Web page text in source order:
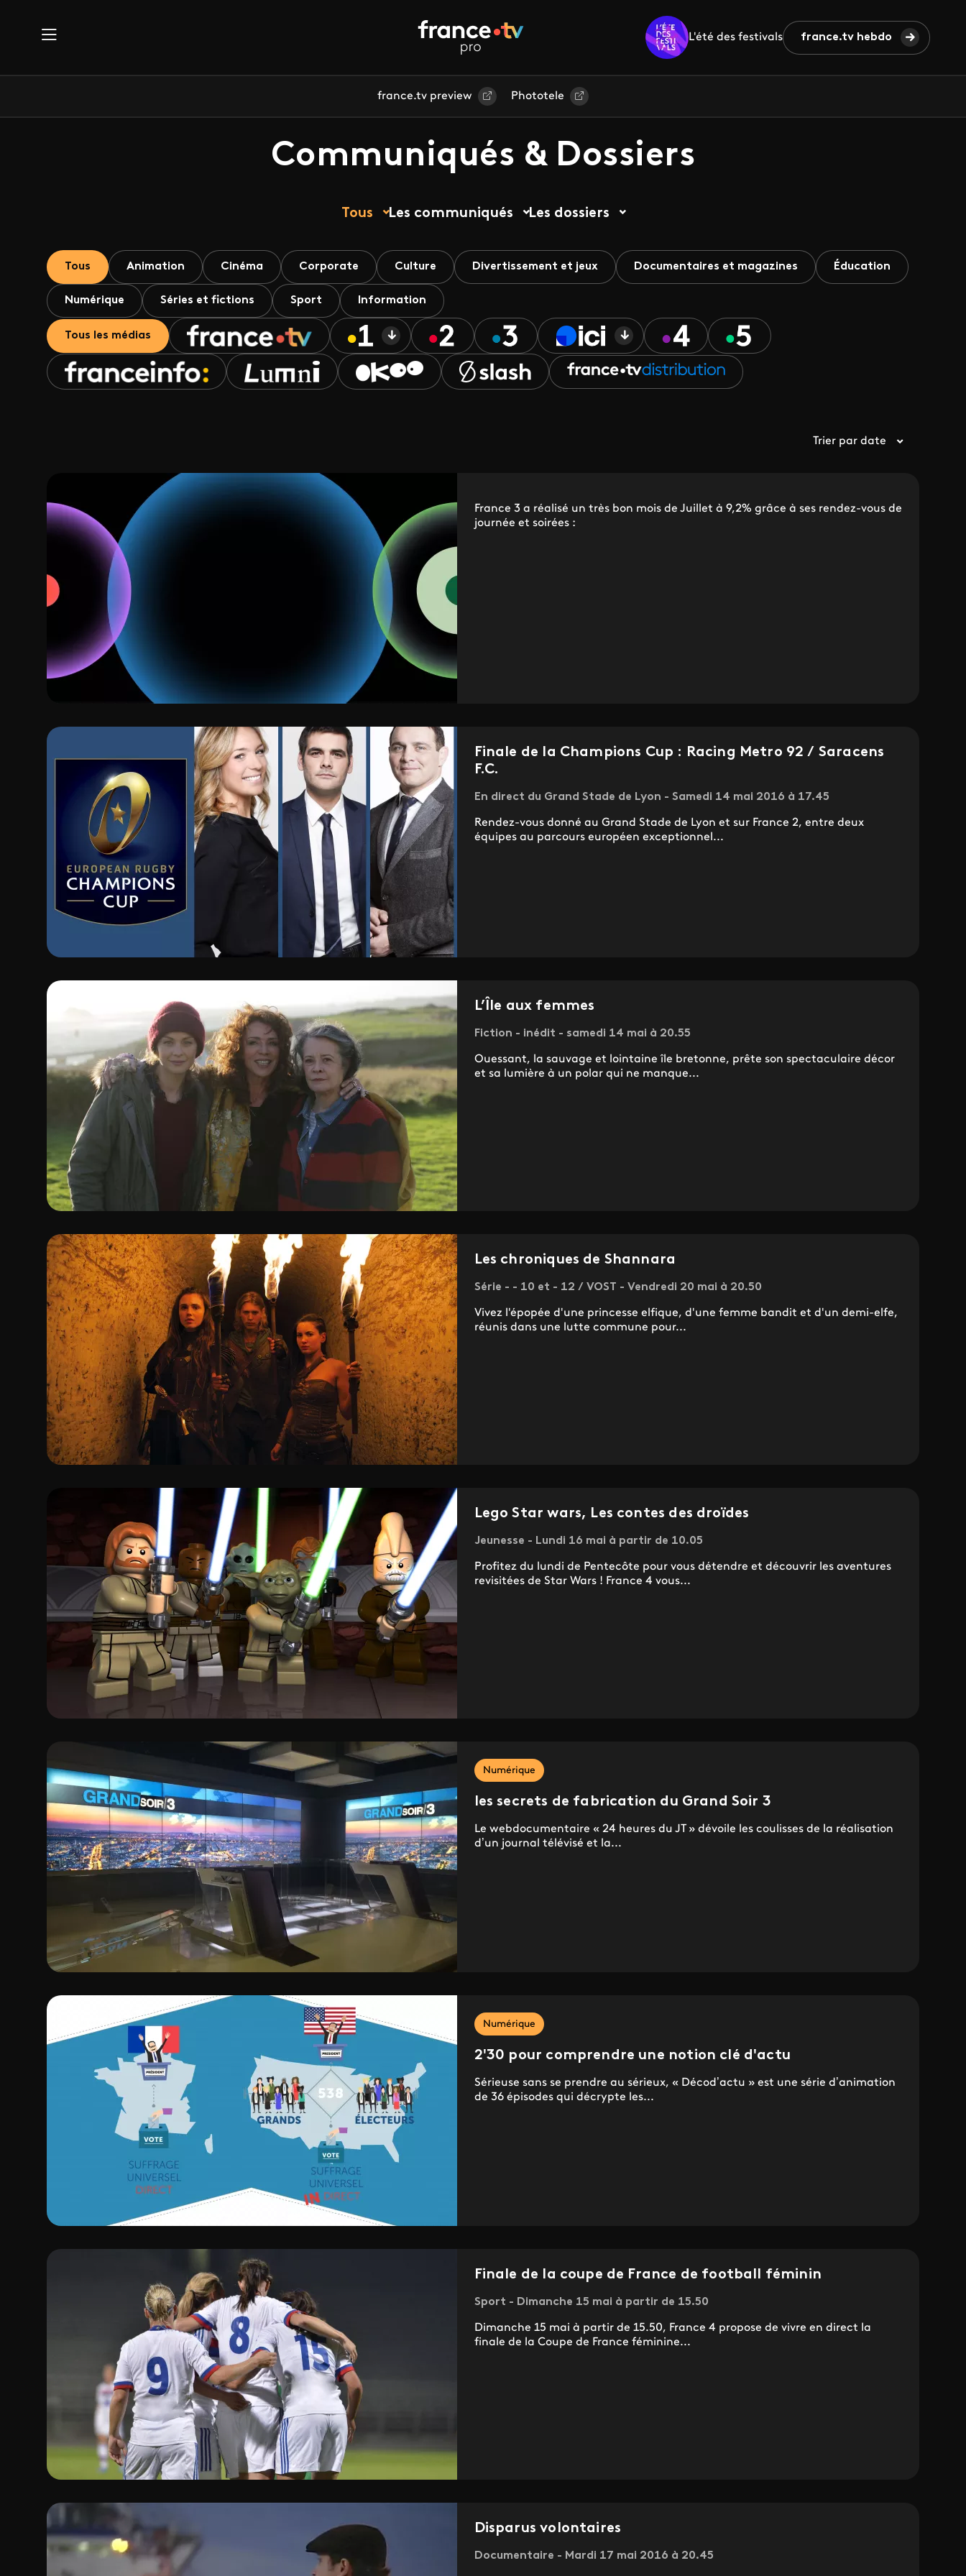
L'été des festivals france.tv hebdo
france.tv preview Phototele
Communiqués & Dossiers
Tous Les communiqués Les dossiers
Tous Animation Cinéma Corporate Culture Divertissement et jeux Documentaires et magazines Éducation
Numérique Séries et fictions Sport Information
Tous les médias
Trier par date
France 3 a réalisé un très bon mois de Juillet à 9,2% grâce à ses rendez-vous de
journée et soirées :
Finale de la Champions Cup : Racing Metro 92 / Saracens
F.C.
En direct du Grand Stade de Lyon - Samedi 14 mai 2016 à 17.45
Rendez-vous donné au Grand Stade de Lyon et sur France 2, entre deux
équipes au parcours européen exceptionnel...
L’Île aux femmes
Fiction - inédit - samedi 14 mai à 20.55
Ouessant, la sauvage et lointaine île bretonne, prête son spectaculaire décor
et sa lumière à un polar qui ne manque...
Les chroniques de Shannara
Série - - 10 et - 12 / VOST - Vendredi 20 mai à 20.50
Vivez l'épopée d'une princesse elfique, d'une femme bandit et d'un demi-elfe,
réunis dans une lutte commune pour...
Lego Star wars, Les contes des droïdes
Jeunesse - Lundi 16 mai à partir de 10.05
Profitez du lundi de Pentecôte pour vous détendre et découvrir les aventures
revisitées de Star Wars ! France 4 vous...
Numérique
les secrets de fabrication du Grand Soir 3
Le webdocumentaire « 24 heures du JT » dévoile les coulisses de la réalisation
d’un journal télévisé et la...
Numérique
2'30 pour comprendre une notion clé d'actu
Sérieuse sans se prendre au sérieux, « Décod’actu » est une série d’animation
de 36 épisodes qui décrypte les...
Finale de la coupe de France de football féminin
Sport - Dimanche 15 mai à partir de 15.50
Dimanche 15 mai à partir de 15.50, France 4 propose de vivre en direct la
finale de la Coupe de France féminine...
Disparus volontaires
Documentaire - Mardi 17 mai 2016 à 20.45